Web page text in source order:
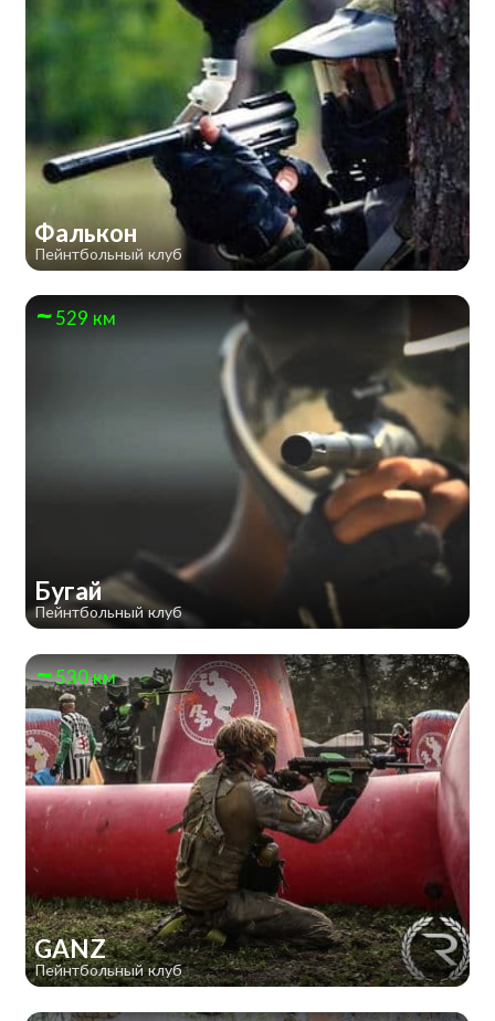
Фалькон
Пейнтбольный клуб
529 км
Бугай
Пейнтбольный клуб
530 км
GANZ
Пейнтбольный клуб